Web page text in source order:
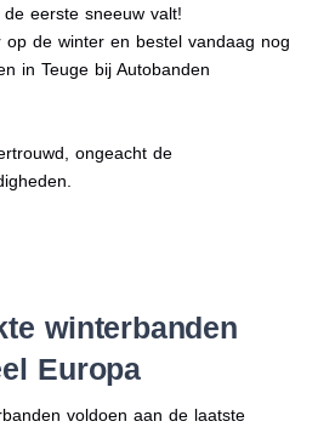
eerste sneeuw valt!
op de winter en bestel vandaag nog
in Teuge bij Autobanden
ongeacht de
winterbanden
Europa
voldoen aan de laatste